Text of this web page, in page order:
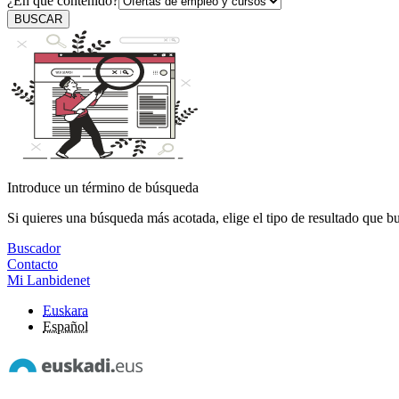
BUSCAR
Introduce un término de búsqueda
Si quieres una búsqueda más acotada, elige el tipo de resultado que
Buscador
Contacto
Mi Lanbidenet
Euskara
Español